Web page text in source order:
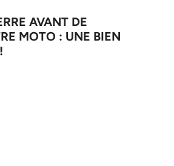
AVANT DE
MOTO : UNE BIEN